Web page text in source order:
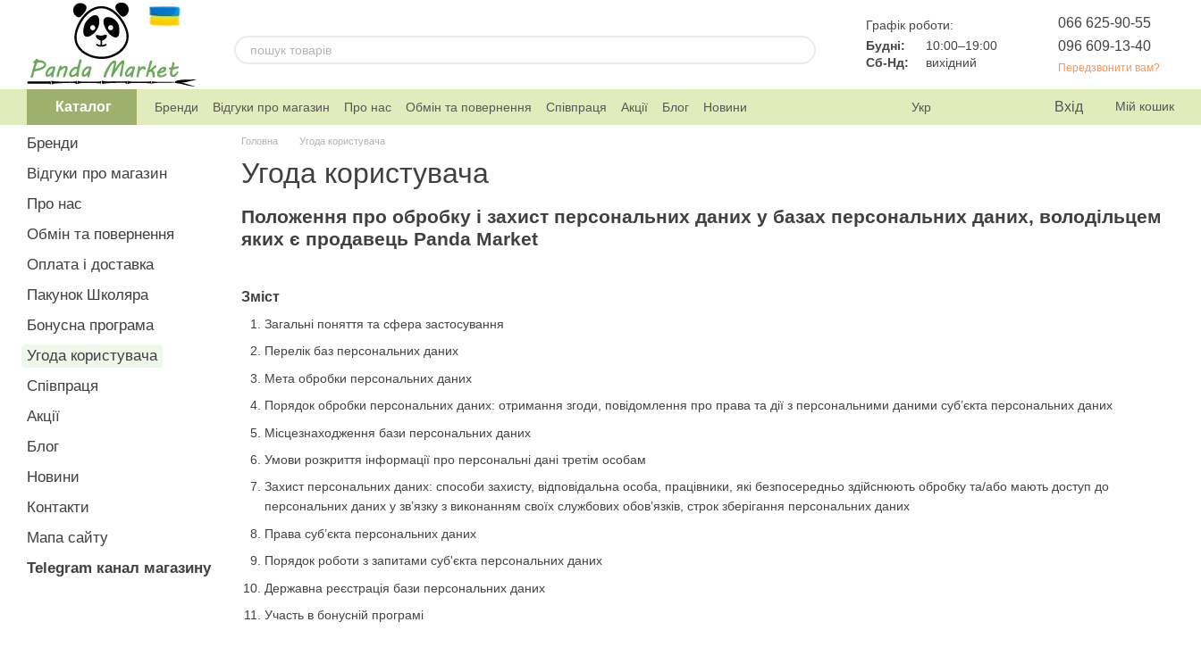
Перейти к основному контенту
Графік роботи:
Будні:
10:00–19:00
Сб-Нд:
вихідний
066 625-90-55
096 609-13-40
Передзвонити вам?
Каталог Бренди Відгуки про магазин Про нас Обмін та повернення Співпраця Акції Блог
Новини
Telegram канал магазину
Укр Вхід Мій кошик
Головна Угода користувача
Угода користувача
Положення про обробку і захист персональних даних у базах персональних даних, володільцем
яких є продавець Panda Market
Зміст
Загальні поняття та сфера застосування
Перелік баз персональних даних
Мета обробки персональних даних
Порядок обробки персональних даних: отримання згоди, повідомлення про права та дії з персональними даними суб’єкта персональних даних
Місцезнаходження бази персональних даних
Умови розкриття інформації про персональні дані третім особам
Захист персональних даних: способи захисту, відповідальна особа, працівники, які безпосередньо здійснюють обробку та/або мають доступ до
персональних даних у зв’язку з виконанням своїх службових обов’язків, строк зберігання персональних даних
Права суб’єкта персональних даних
Порядок роботи з запитами суб'єкта персональних даних
Державна реєстрація бази персональних даних
Участь в бонуснiй програмі
Бренди
Відгуки про магазин
Про нас
Обмін та повернення
Оплата і доставка
Пакунок Школяра
Бонусна програма
Угода користувача
Співпраця
Акції
Блог
Новини
Контакти
Мапа сайту
Telegram канал магазину